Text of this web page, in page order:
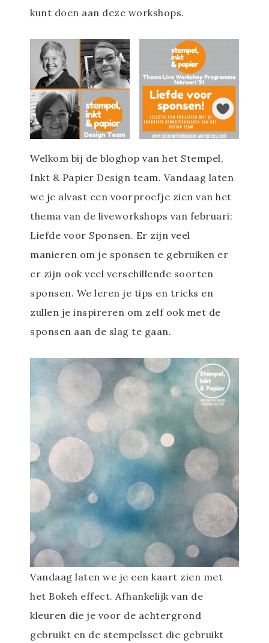
kunt doen aan deze workshops.
Welkom bij de bloghop van het Stempel,
Inkt & Papier Design team. Vandaag laten
we je alvast een voorproefje zien van het
thema van de liveworkshops van februari:
Liefde voor Sponsen. Er zijn veel
manieren om je sponsen te gebruiken er
er zijn ook veel verschillende soorten
sponsen. We leren je tips en tricks en
zullen je inspireren om zelf ook met de
sponsen aan de slag te gaan.
Vandaag laten we je een kaart zien met
het Bokeh effect. Afhankelijk van de
kleuren die je voor de achtergrond
gebruikt en de stempelsset die gebruikt